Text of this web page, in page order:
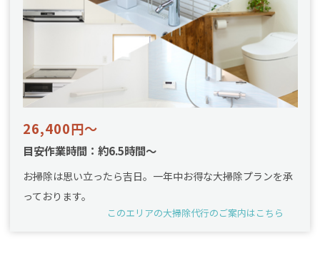
26,400円～
目安作業時間：約6.5時間～
お掃除は思い立ったら吉日。一年中お得な大掃除プランを承
っております。
このエリアの大掃除代行のご案内はこちら